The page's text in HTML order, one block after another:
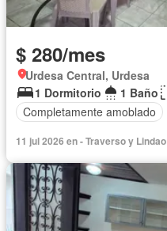
$ 280/mes
Urdesa Central, Urdesa
1 Dormitorio
1 Baño
Completamente amoblado
11 jul 2026 en - Traverso y Lindao